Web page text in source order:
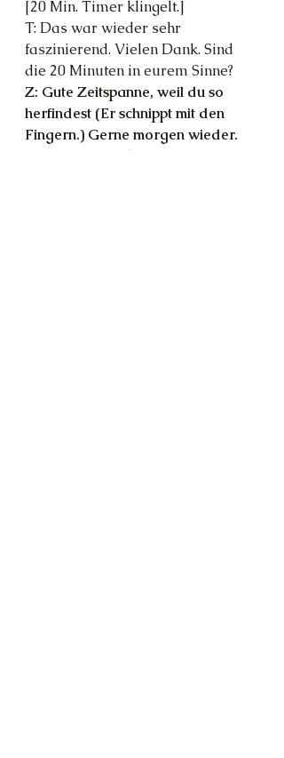
[20 Min. Timer klingelt.]
T: Das war wieder sehr
faszinierend. Vielen Dank. Sind
die 20 Minuten in eurem Sinne?
Z: Gute Zeitspanne, weil du so
herfindest (Er schnippt mit den
Fingern.) Gerne morgen wieder.
T: Gerne. Dann bis morgen.